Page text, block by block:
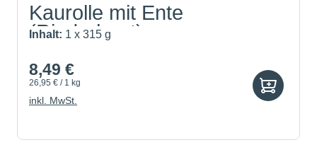
Kaurolle mit Ente
(Rinderhaut)
Inhalt: 1 x 315 g
8,49 €
26,95 € / 1 kg
inkl. MwSt.